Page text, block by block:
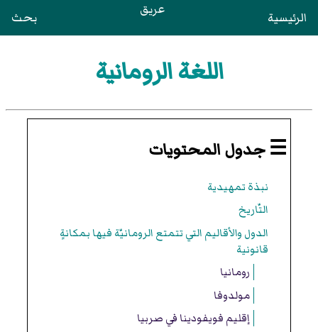
الرئيسية عريق بحث
اللغة الرومانية
☰ جدول المحتويات
نبذة تمهيدية
التّاريخ
الدول والأقاليم التي تتمتع الرومانيّة فيها بمكانةٍ
قانونية
رومانيا
مولدوفا
إقليم فويفودينا في صربيا